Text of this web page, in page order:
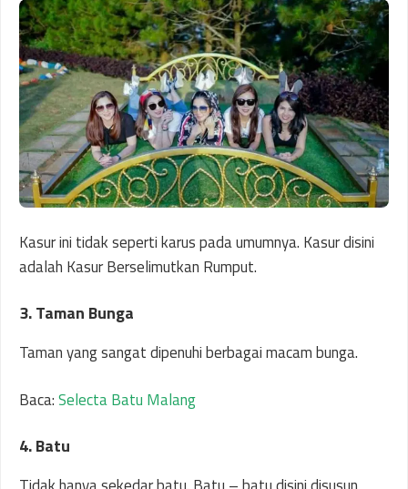
Kasur ini tidak seperti karus pada umumnya. Kasur disini
adalah Kasur Berselimutkan Rumput.
3. Taman Bunga
Taman yang sangat dipenuhi berbagai macam bunga.
Baca:Selecta Batu Malang
4. Batu